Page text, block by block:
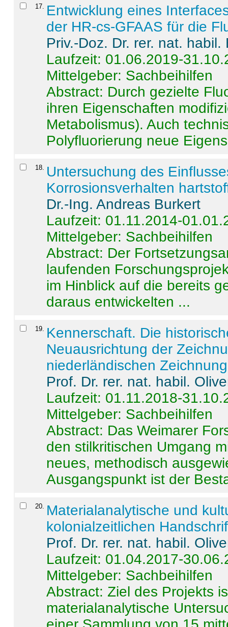
17
Entwicklung eines
der HR-cs-GFAAS für die
Priv.-Doz. Dr. rer. nat.
Laufzeit: 01.06.2019-
Mittelgeber: Sachbeihilfen
Abstract: Durch gezielte
ihren Eigenschaften
Metabolismus). Auch
Polyfluorierung neue
18
Untersuchung des
Korrosionsverhalten
Dr.-Ing. Andreas Burkert
Laufzeit: 01.11.2014-
Mittelgeber: Sachbeihilfen
Abstract: Der
laufenden
im Hinblick auf die bereits
daraus entwickelten ...
19
Kennerschaft. Die
Neuausrichtung der
niederländischen
Prof. Dr. rer. nat. habil.
Laufzeit: 01.11.2018-
Mittelgeber: Sachbeihilfen
Abstract: Das Weimarer
den stilkritischen Umgang
neues, methodisch
Ausgangspunkt ist der
20
Materialanalytische und
kolonialzeitlichen
Prof. Dr. rer. nat. habil.
Laufzeit: 01.04.2017-
Mittelgeber: Sachbeihilfen
Abstract:Ziel des Projekts
materialanalytische